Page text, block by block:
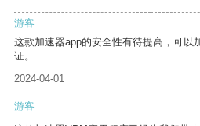
游客
这款加速器app的安全性有待提高，可以
证。
2024-04-01
游客